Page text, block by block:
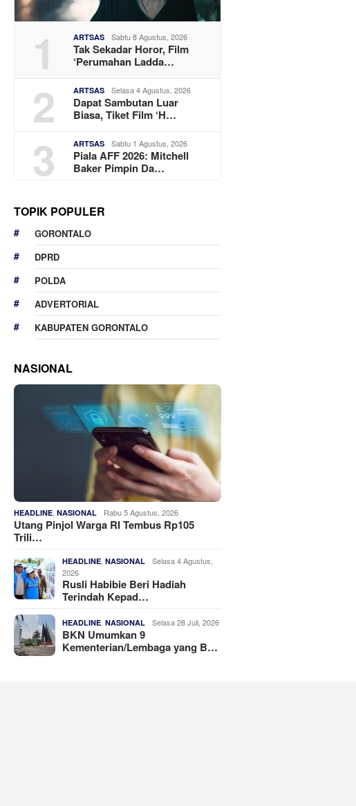
1 ARTSAS Sabtu 8 Agustus, 2026
Tak Sekadar Horor, Film
‘Perumahan Ladda…
2 ARTSAS Selasa 4 Agustus, 2026
Dapat Sambutan Luar
Biasa, Tiket Film ‘H…
3 ARTSAS Sabtu 1 Agustus, 2026
Piala AFF 2026: Mitchell
Baker Pimpin Da…
TOPIK POPULER
GORONTALO
DPRD
POLDA
ADVERTORIAL
KABUPATEN GORONTALO
NASIONAL
HEADLINE ,NASIONAL Rabu 5 Agustus, 2026
Utang Pinjol Warga RI Tembus Rp105
Trili…
HEADLINE ,NASIONAL
Selasa 4 Agustus,
2026
Rusli Habibie Beri Hadiah
Terindah Kepad…
HEADLINE ,NASIONAL Selasa 28 Juli, 2026
BKN Umumkan 9
Kementerian/Lembaga yang B…